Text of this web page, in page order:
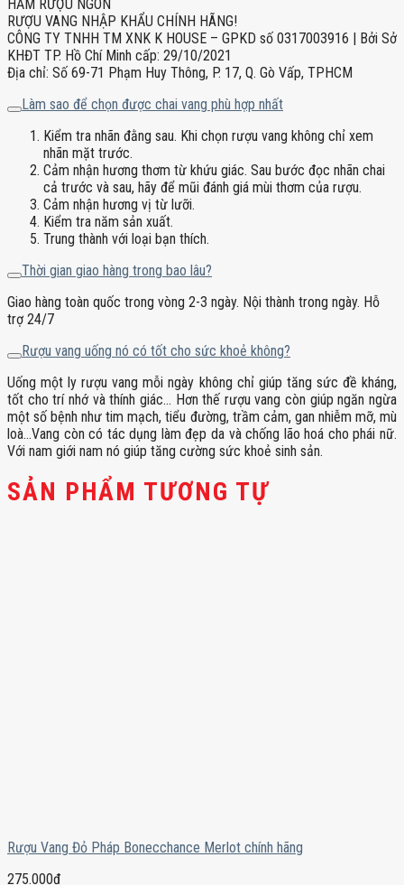
HẦM RƯỢU NGON
RƯỢU VANG NHẬP KHẨU CHÍNH HÃNG!
CÔNG TY TNHH TM XNK K HOUSE – GPKD số 0317003916 | Bởi Sở
KHĐT TP. Hồ Chí Minh cấp: 29/10/2021
Địa chỉ: Số 69-71 Phạm Huy Thông, P. 17, Q. Gò Vấp, TPHCM
Làm sao để chọn được chai vang phù hợp nhất
Kiểm tra nhãn đằng sau. Khi chọn rượu vang không chỉ xem
nhãn mặt trước.
Cảm nhận hương thơm từ khứu giác. Sau bước đọc nhãn chai
cả trước và sau, hãy để mũi đánh giá mùi thơm của rượu.
Cảm nhận hương vị từ lưỡi.
Kiểm tra năm sản xuất.
Trung thành với loại bạn thích.
Thời gian giao hàng trong bao lâu?
Giao hàng toàn quốc trong vòng 2-3 ngày. Nội thành trong ngày. Hỗ
trợ 24/7
Rượu vang uống nó có tốt cho sức khoẻ không?
Uống một ly rượu vang mỗi ngày không chỉ giúp tăng sức đề kháng,
tốt cho trí nhớ và thính giác… Hơn thế rượu vang còn giúp ngăn ngừa
một số bệnh như tim mạch, tiểu đường, trầm cảm, gan nhiễm mỡ, mù
loà…Vang còn có tác dụng làm đẹp da và chống lão hoá cho phái nữ.
Với nam giới nam nó giúp tăng cường sức khoẻ sinh sản.
SẢN PHẨM TƯƠNG TỰ
Rượu Vang Đỏ Pháp Bonecchance Merlot chính hãng
275.000₫